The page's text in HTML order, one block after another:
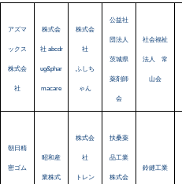
アズマ
ックス
株式会
社
株式会
社 abcdr
ug&phar
macare
株式会
社
ふしち
ゃん
公益社
団法人
茨城県
薬剤師
会
社会福祉
法人 常
山会
朝日精
密ゴム
昭和産
業株式
株式会
社
トレン
扶桑薬
品工業
株式会
鈴縫工業